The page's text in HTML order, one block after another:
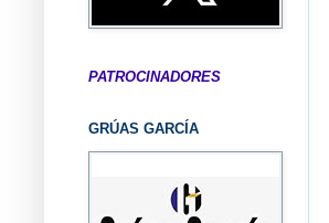
PATROCINADORES
GRÚAS GARCÍA